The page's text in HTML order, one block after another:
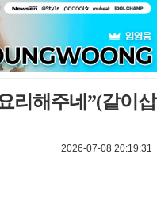
리해주네”(같이삽
2026-07-08 20:19:31